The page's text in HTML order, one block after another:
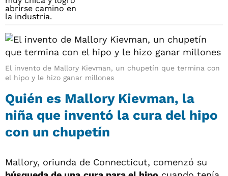
El invento de Mallory Kievman, un chupetín que termina con
el hipo y le hizo ganar millones
Quién es Mallory Kievman, la
niña que inventó la cura del hipo
con un chupetín
Mallory, oriunda de Connecticut, comenzó su